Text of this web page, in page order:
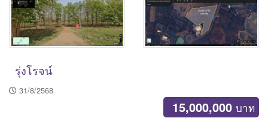
รุ่งโรจน์
31/8/2568
15,000,000 บาท